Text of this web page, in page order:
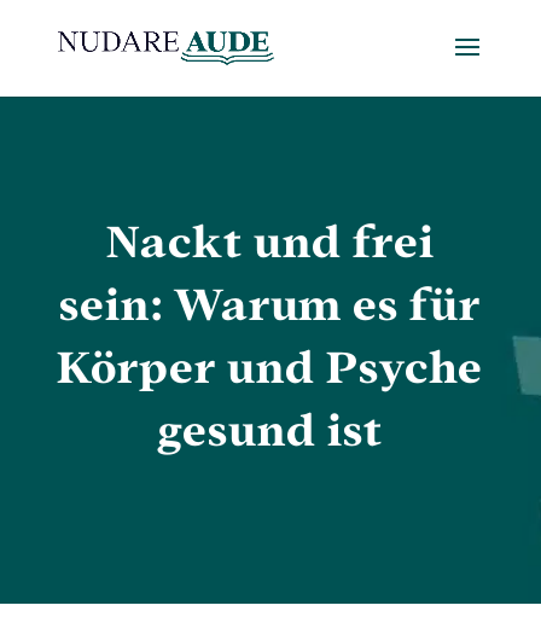
Nackt und frei
sein: Warum es für
Körper und Psyche
gesund ist